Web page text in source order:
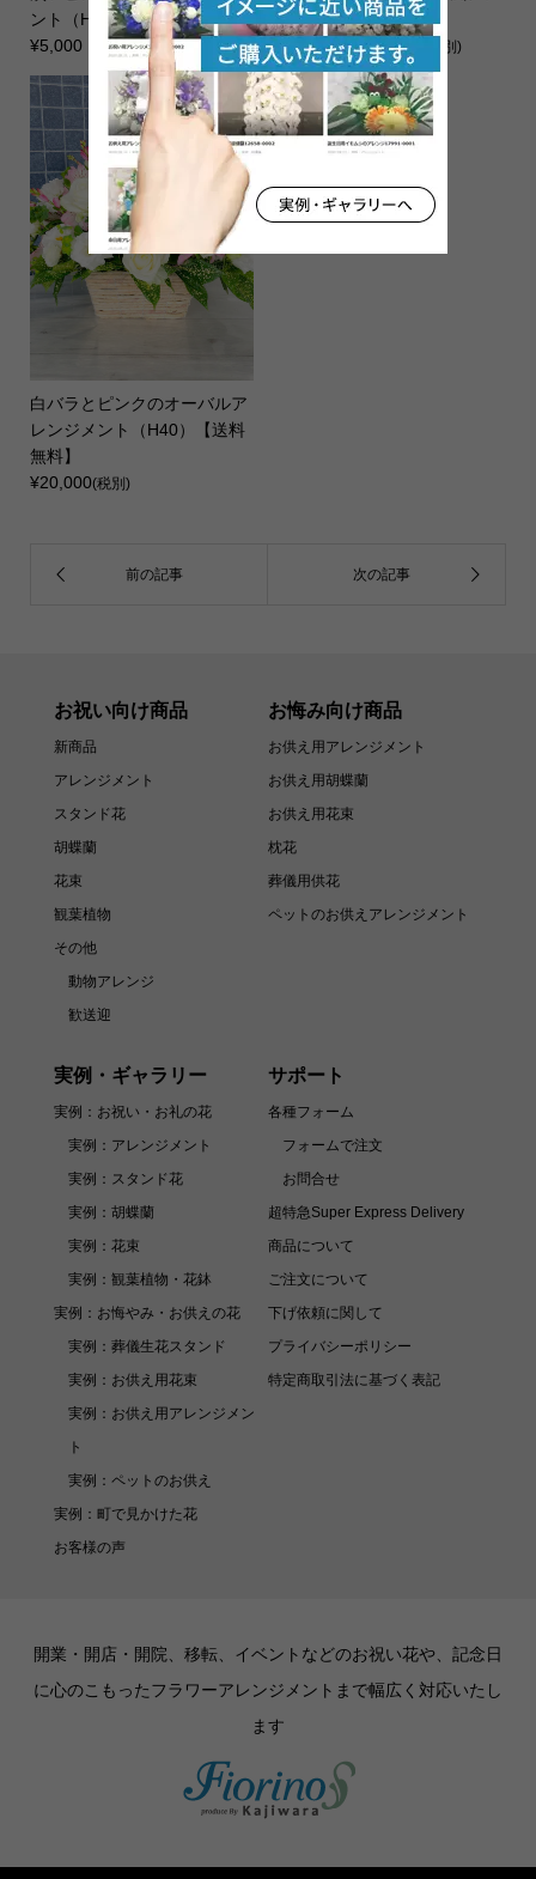
ント（H30）
¥5,000 ～ ¥7,500
(税別)
ンジメント（H35）
¥9,800 ～ ¥12,300
(税別)
白バラとピンクのオーバルア
レンジメント（H40）【送料
無料】
¥20,000(税別)
お祝い向け商品
新商品
アレンジメント
スタンド花
胡蝶蘭
花束
観葉植物
その他
動物アレンジ
歓送迎
お悔み向け商品
お供え用アレンジメント
お供え用胡蝶蘭
お供え用花束
枕花
葬儀用供花
ペットのお供えアレンジメント
実例・ギャラリー
実例：お祝い・お礼の花
実例：アレンジメント
実例：スタンド花
実例：胡蝶蘭
実例：花束
実例：観葉植物・花鉢
実例：お悔やみ・お供えの花
実例：葬儀生花スタンド
実例：お供え用花束
実例：お供え用アレンジメン
ト
実例：ペットのお供え
実例：町で見かけた花
お客様の声
サポート
各種フォーム
フォームで注文
お問合せ
超特急Super Express Delivery
商品について
ご注文について
下げ依頼に関して
プライバシーポリシー
特定商取引法に基づく表記
開業・開店・開院、移転、イベントなどのお祝い花や、記念日
に心のこもったフラワーアレンジメントまで幅広く対応いたし
ます